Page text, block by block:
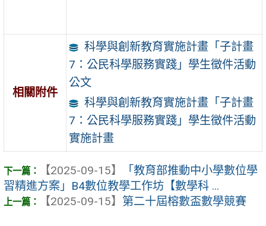
相關附件
科學與創新教育實施計畫「子計畫
7：公民科學服務實踐」學生徵件活動
公文
科學與創新教育實施計畫「子計畫
7：公民科學服務實踐」學生徵件活動
實施計畫
【2025-09-15】
「教育部推動中小學數位學
習精進方案」B4數位教學工作坊【數學科 ...
【2025-09-15】 第二十屆榕數盃數學競賽